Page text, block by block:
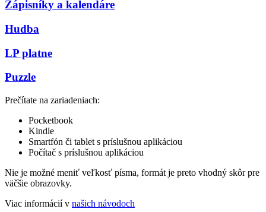
Zápisníky a kalendáre
Hudba
LP platne
Puzzle
Prečítate na zariadeniach:
Pocketbook
Kindle
Smartfón či tablet s príslušnou aplikáciou
Počítač s príslušnou aplikáciou
Nie je možné meniť veľkosť písma, formát je preto vhodný skôr pre
väčšie obrazovky.
Viac informácií v našich návodoch